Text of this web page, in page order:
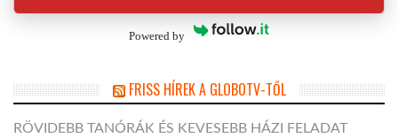
Powered by
FRISS HÍREK A GLOBOTV-TŐL
RÖVIDEBB TANÓRÁK ÉS KEVESEBB HÁZI FELADAT